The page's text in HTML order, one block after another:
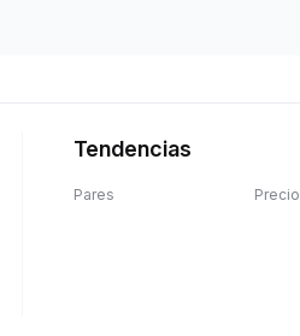
Tendencias
Pares Precio